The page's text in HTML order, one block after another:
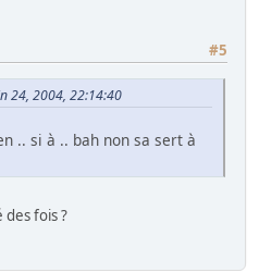
#5
24, 2004, 22:14:40
.. si à .. bah non sa sert à
des fois ?